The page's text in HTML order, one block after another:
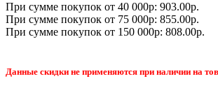
При сумме покупок от 40 000р: 903.00р.
При сумме покупок от 75 000р: 855.00р.
При сумме покупок от 150 000р: 808.00р.
Данные скидки не применяются при наличии на